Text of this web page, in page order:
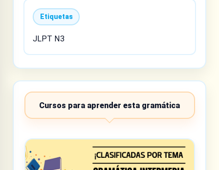
Etiquetas
JLPT N3
Cursos para aprender esta gramática